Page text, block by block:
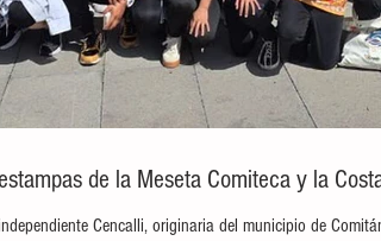
de la Meseta Comiteca y la
Cencalli, originaria del municipio de